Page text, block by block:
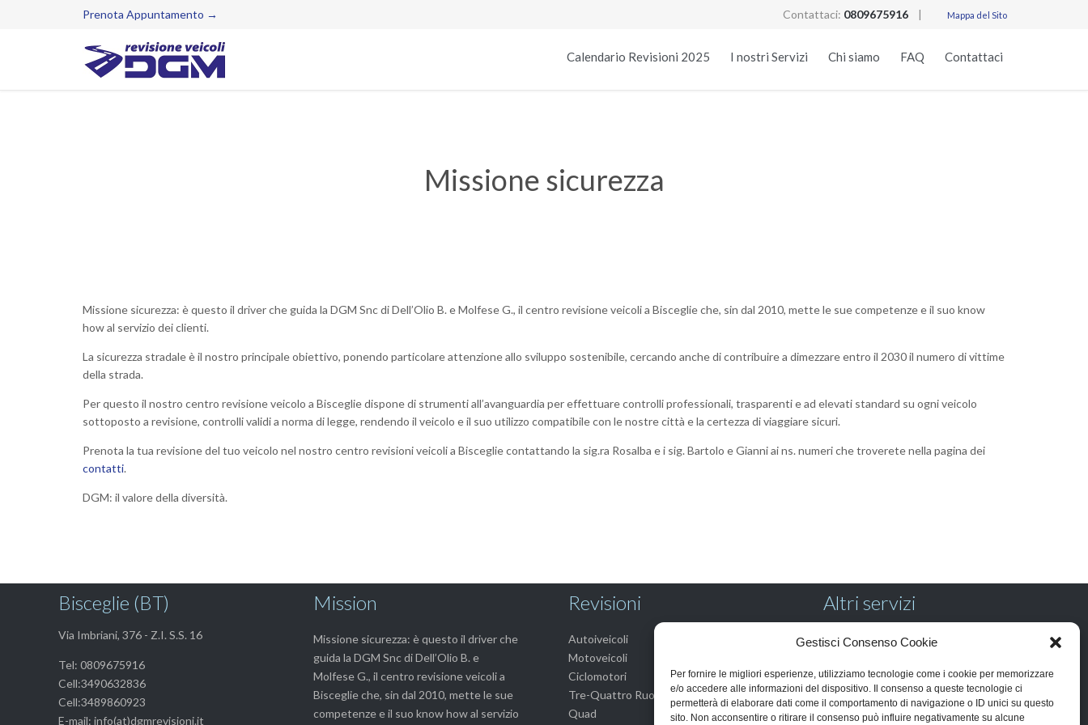
Gestisci Consenso Cookie
Per fornire le migliori esperienze, utilizziamo tecnologie come i cookie per memorizzare
e/o accedere alle informazioni del dispositivo. Il consenso a queste tecnologie ci
permetterà di elaborare dati come il comportamento di navigazione o ID unici su questo
sito. Non acconsentire o ritirare il consenso può influire negativamente su alcune
Prenota Appuntamento → Contattaci: 0809675916 | Mappa del Sito
Calendario Revisioni 2025 I nostri Servizi Chi siamo FAQ Contattaci
Missione sicurezza
Missione sicurezza: è questo il driver che guida la DGM Snc di Dell’Olio B. e Molfese G., il centro revisione veicoli a Bisceglie che, sin dal 2010, mette le sue competenze e il suo know
how al servizio dei clienti.
La sicurezza stradale è il nostro principale obiettivo, ponendo particolare attenzione allo sviluppo sostenibile, cercando anche di contribuire a dimezzare entro il 2030 il numero di vittime
della strada.
Per questo il nostro centro revisione veicolo a Bisceglie dispone di strumenti all’avanguardia per effettuare controlli professionali, trasparenti e ad elevati standard su ogni veicolo
sottoposto a revisione, controlli validi a norma di legge, rendendo il veicolo e il suo utilizzo compatibile con le nostre città e la certezza di viaggiare sicuri.
Prenota la tua revisione del tuo veicolo nel nostro centro revisioni veicoli a Bisceglie contattando la sig.ra Rosalba e i sig. Bartolo e Gianni ai ns. numeri che troverete nella pagina dei
contatti.
DGM: il valore della diversità.
Bisceglie (BT)
Via Imbriani, 376 - Z.I. S.S. 16
Tel: 0809675916
Cell:3490632836
Cell:3489860923
E-mail: info(at)dgmrevisioni.it
Mission
Missione sicurezza: è questo il driver che
guida la DGM Snc di Dell’Olio B. e
Molfese G., il centro revisione veicoli a
Bisceglie che, sin dal 2010, mette le sue
competenze e il suo know how al servizio
Revisioni
Autoiveicoli
Motoveicoli
Ciclomotori
Tre-Quattro Ruote
Quad
Altri servizi
Pre-Revisione
Ricarica Aria Condizionata
Manutenzione ordinaria